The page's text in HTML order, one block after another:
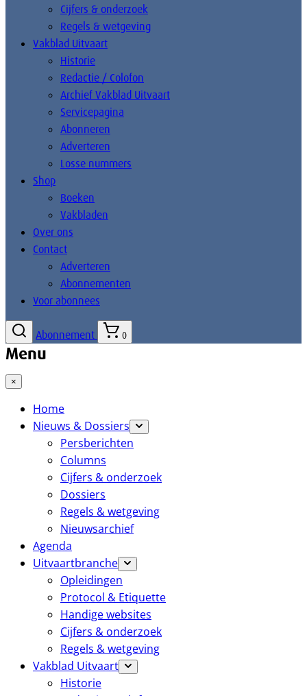
Cijfers & onderzoek
Regels & wetgeving
Vakblad Uitvaart
Historie
Redactie / Colofon
Archief Vakblad Uitvaart
Servicepagina
Abonneren
Adverteren
Losse nummers
Shop
Boeken
Vakbladen
Over ons
Contact
Adverteren
Abonnementen
Voor abonnees
Abonnement 0
Menu
×
Home
Nieuws & Dossiers
Persberichten
Columns
Cijfers & onderzoek
Dossiers
Regels & wetgeving
Nieuwsarchief
Agenda
Uitvaartbranche
Opleidingen
Protocol & Etiquette
Handige websites
Cijfers & onderzoek
Regels & wetgeving
Vakblad Uitvaart
Historie